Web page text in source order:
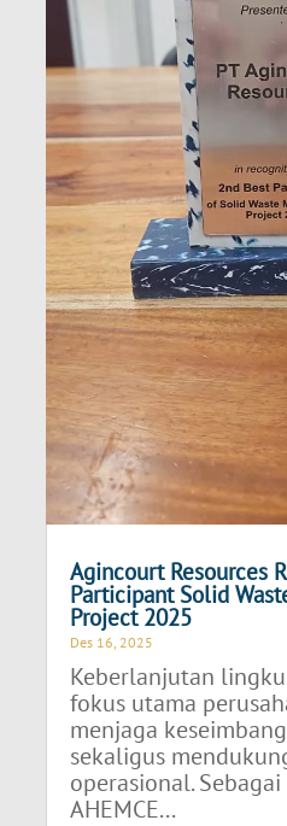
Agincourt Resources
Participant Solid
Project 2025
Des 16, 2025
Keberlanjutan
fokus utama
menjaga
sekaligus
operasional.
AHEMCE...